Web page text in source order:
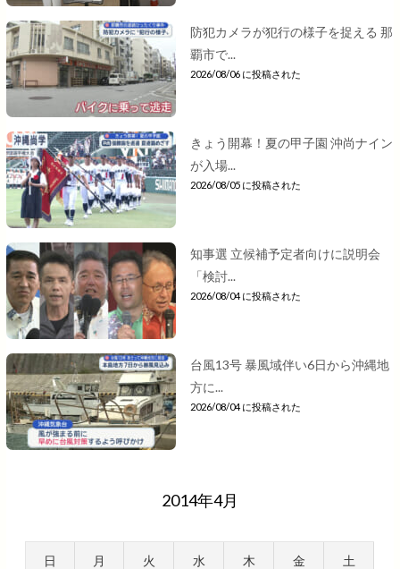
防犯カメラが犯行の様子を捉える 那
覇市で...
2026/08/06 に投稿された
きょう開幕！夏の甲子園 沖尚ナイン
が入場...
2026/08/05 に投稿された
知事選 立候補予定者向けに説明会
「検討...
2026/08/04 に投稿された
台風13号 暴風域伴い6日から沖縄地
方に...
2026/08/04 に投稿された
2014年4月
日 月 火 水 木 金 土